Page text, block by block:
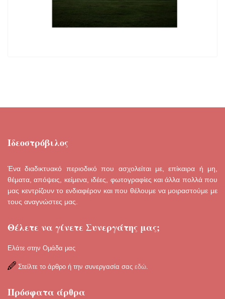
Ιδεοστρόβιλος
Ένα διαδικτυακό περιοδικό που ασχολείται με, επίκαιρα ή μη,
θέματα, απόψεις, κείμενα, ιδέες, φωτογραφίες και άλλα πολλά που
μας κεντρίζουν το ενδιαφέρον και που θέλουμε να μοιραστούμε με
τους αναγνώστες μας.
Θέλετε να γίνετε Συνεργάτης μας;
Ελάτε στην Ομάδα μας
Στείλτε το άρθρο ή την συνεργασία σας εδώ
Πρόσφατα άρθρα